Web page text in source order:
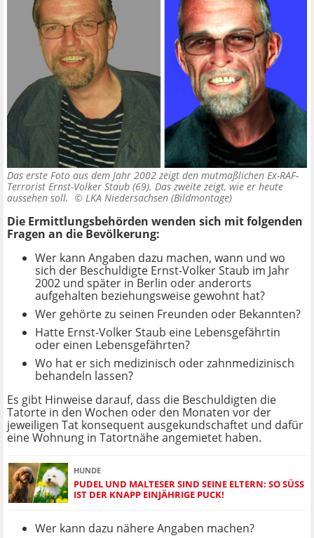
Das erste Foto aus dem Jahr 2002 zeigt den mutmaßlichen Ex-RAF-
Terrorist Ernst-Volker Staub (69). Das zweite zeigt, wie er heute
aussehen soll. © LKA Niedersachsen (Bildmontage)
Die Ermittlungsbehörden wenden sich mit folgenden
Fragen an die Bevölkerung:
Wer kann Angaben dazu machen, wann und wo
sich der Beschuldigte Ernst-Volker Staub im Jahr
2002 und später in Berlin oder anderorts
aufgehalten beziehungsweise gewohnt hat?
Wer gehörte zu seinen Freunden oder Bekannten?
Hatte Ernst-Volker Staub eine Lebensgefährtin
oder einen Lebensgefährten?
Wo hat er sich medizinisch oder zahnmedizinisch
behandeln lassen?
Es gibt Hinweise darauf, dass die Beschuldigten die
Tatorte in den Wochen oder den Monaten vor der
jeweiligen Tat konsequent ausgekundschaftet und dafür
eine Wohnung in Tatortnähe angemietet haben.
HUNDE
PUDEL UND MALTESER SIND SEINE ELTERN: SO SÜSS I
ST DER KNAPP EINJÄHRIGE PUCK!
Wer kann dazu nähere Angaben machen?